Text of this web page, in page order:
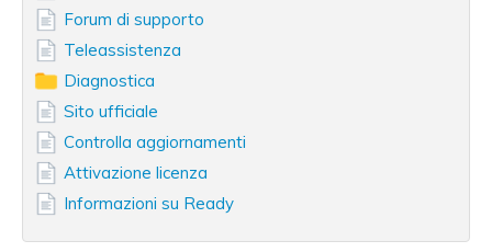
Forum di supporto
Teleassistenza
Diagnostica
Sito ufficiale
Controlla aggiornamenti
Attivazione licenza
Informazioni su Ready